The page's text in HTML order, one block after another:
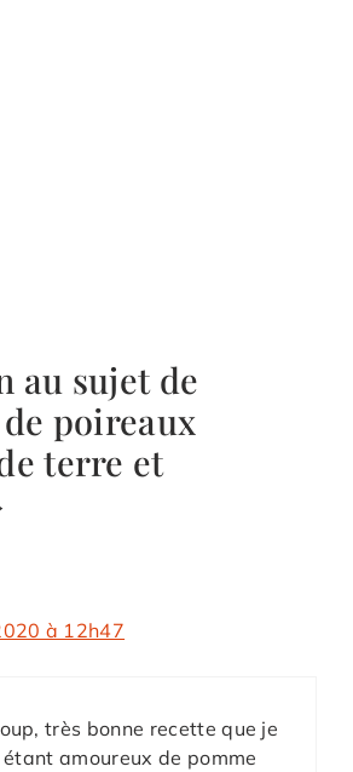
au sujet de
poireaux
terre et
à 12h47
très bonne recette que je
amoureux de pomme